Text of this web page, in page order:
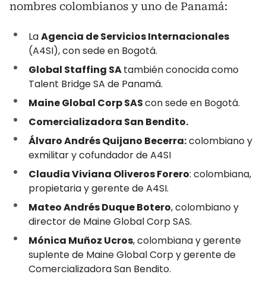
nombres colombianos y uno de Panamá:
LaAgencia de Servicios Internacionales
(A4SI), con sede en Bogotá.
Global Staffing SAtambién conocida como
Talent Bridge SA de Panamá.
Maine Global Corp SAScon sede en Bogotá.
Comercializadora San Bendito.
Álvaro Andrés Quijano Becerra:colombiano y
exmilitar y cofundador de A4SI
Claudia Viviana Oliveros Forero: colombiana,
propietaria y gerente de A4SI.
Mateo Andrés Duque Botero, colombiano y
director de Maine Global Corp SAS.
Mónica Muñoz Ucros, colombiana y gerente
suplente de Maine Global Corp y gerente de
Comercializadora San Bendito.